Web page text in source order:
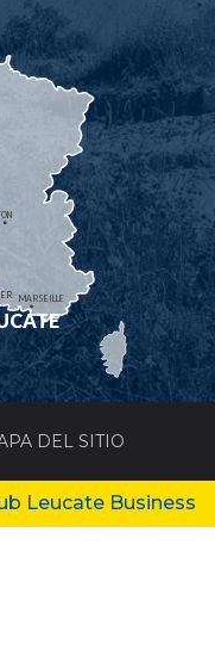
MARSEILLE
DEL SITIO
Leucate Business